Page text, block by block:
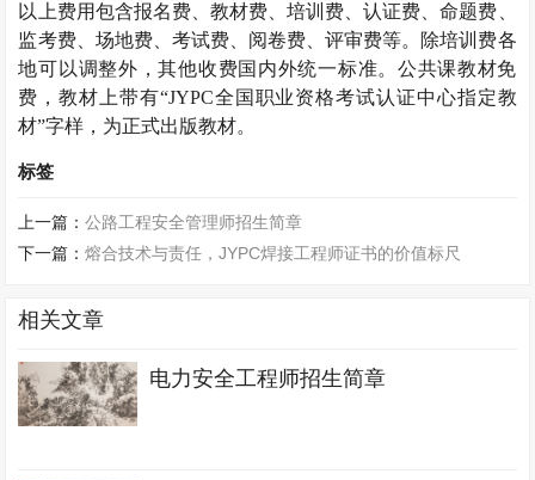
以上费用包含报名费、教材费、培训费、认证费、命题费、
监考费、场地费、考试费、阅卷费、评审费等。除培训费各
地可以调整外，其他收费国内外统一标准。公共课教材免
费，教材上带有“JYPC全国职业资格考试认证中心指定教
材”字样，为正式出版教材。
标签
上一篇：公路工程安全管理师招生简章
下一篇：熔合技术与责任，JYPC焊接工程师证书的价值标尺
相关文章
电力安全工程师招生简章